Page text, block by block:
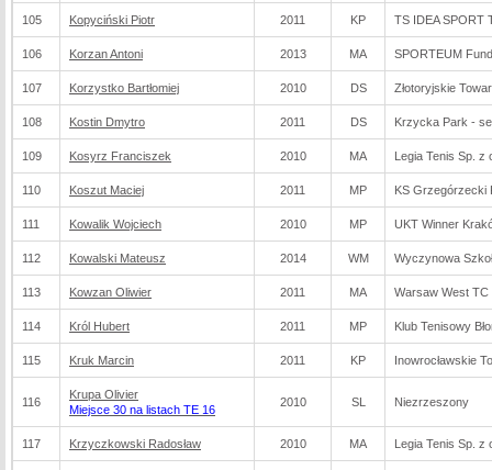
105 Kopyciński Piotr 2011 KP TS IDEA SPORT
106 Korzan Antoni 2013 MA SPORTEUM
107 Korzystko Bartłomiej 2010 DS Złotoryjskie
108 Kostin Dmytro 2011 DS Krzycka Park -
109 Kosyrz Franciszek 2010 MA Legia Tenis Sp. z
110 Koszut Maciej 2011 MP KS Grzegórzecki
111 Kowalik Wojciech 2010 MP UKT Winner
112 Kowalski Mateusz 2014 WM Wyczynowa
113 Kowzan Oliwier 2011 MA Warsaw West TC
114 Król Hubert 2011 MP Klub Tenisowy
115 Kruk Marcin 2011 KP Inowrocławskie
116
Krupa Olivier
Miejsce 30 na listach TE 16
2010 SL Niezrzeszony
117 Krzyczkowski Radosław 2010 MA Legia Tenis Sp. z